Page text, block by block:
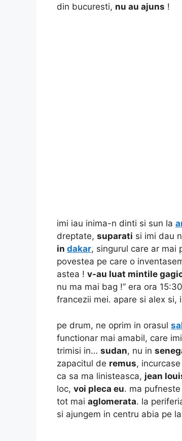
din bucuresti, nu au ajuns !
imi iau inima-n dinti si sun la
dreptate, suparati si imi dau
in dakar, singurul care ar mai
povestea pe care o
astea ! v-au luat mintile
nu ma mai bag !” era ora
francezii mei. apare si alex si,
pe drum, ne oprim in orasul
functionar mai amabil, care
trimisi in… sudan, nu in
zapacitul de remus,
ca sa ma linisteasca, jean
loc, voi pleca eu. ma
tot mai aglomerata. la
si ajungem in centru abia pe